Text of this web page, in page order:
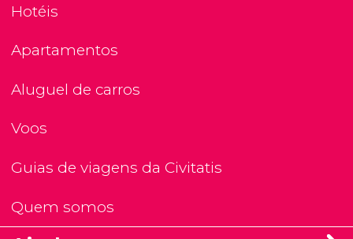
Hotéis
Apartamentos
Aluguel de carros
Voos
Guias de viagens da Civitatis
Quem somos